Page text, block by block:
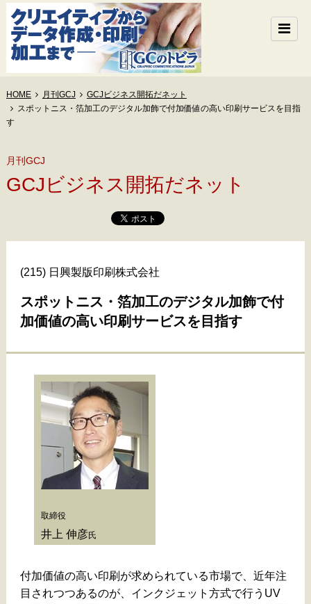
HOME 月刊GCJ
GCJビジネス開拓だネット
スポットニス・箔加工のデジタル加飾で付加価値の高い印刷サービスを目指
す
月刊GCJ
GCJビジネス開拓だネット
(215) 日興製版印刷株式会社
スポットニス・箔加工のデジタル加飾で付
加価値の高い印刷サービスを目指す
取締役
井上 伸彦氏
付加価値の高い印刷が求められている市場で、近年注
目されつつあるのが、インクジェット方式で行うUV